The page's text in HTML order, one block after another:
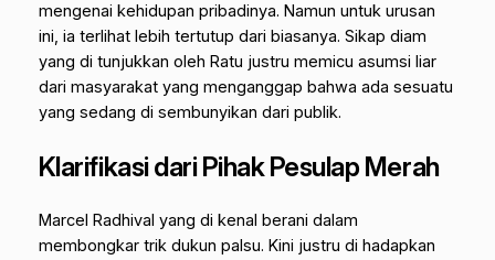
mengenai kehidupan pribadinya. Namun untuk urusan
ini, ia terlihat lebih tertutup dari biasanya. Sikap diam
yang di tunjukkan oleh Ratu justru memicu asumsi liar
dari masyarakat yang menganggap bahwa ada sesuatu
yang sedang di sembunyikan dari publik.
Klarifikasi dari Pihak Pesulap Merah
Marcel Radhival yang di kenal berani dalam
membongkar trik dukun palsu. Kini justru di hadapkan